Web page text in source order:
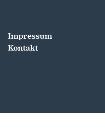
Impressum
Kontakt